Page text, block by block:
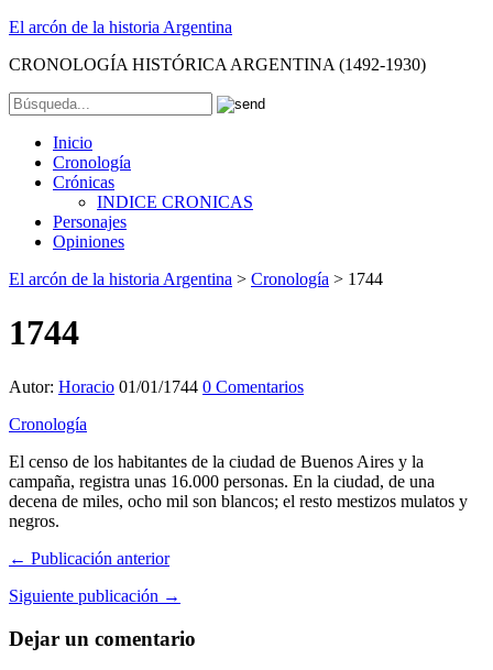
El arcón de la historia Argentina
CRONOLOGÍA HISTÓRICA ARGENTINA (1492-1930)
Inicio
Cronología
Crónicas
INDICE CRONICAS
Personajes
Opiniones
El arcón de la historia Argentina > Cronología > 1744
1744
Autor: Horacio 01/01/1744 0 Comentarios
Cronología
El censo de los habitantes de la ciudad de Buenos Aires y la
campaña, registra unas 16.000 personas. En la ciudad, de una
decena de miles, ocho mil son blancos; el resto mestizos mulatos y
negros.
← Publicación anterior
Siguiente publicación →
Dejar un comentario